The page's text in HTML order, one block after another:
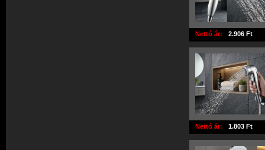
Nettó ár: 2.906 Ft
Nettó ár: 1.803 Ft